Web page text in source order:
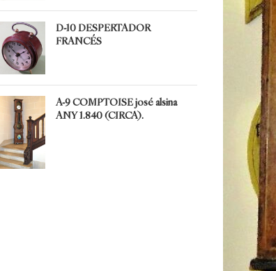
D-10 DESPERTADOR
FRANCÉS
A-9 COMPTOISE josé alsina
ANY 1.840 (CIRCA).